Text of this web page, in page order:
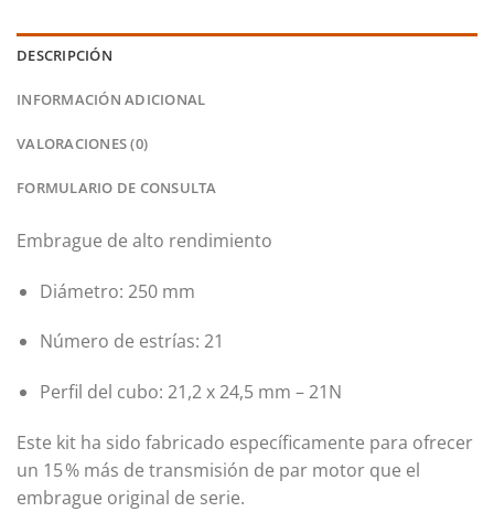
DESCRIPCIÓN
INFORMACIÓN ADICIONAL
VALORACIONES (0)
FORMULARIO DE CONSULTA
Embrague de alto rendimiento
Diámetro: 250 mm
Número de estrías: 21
Perfil del cubo: 21,2 x 24,5 mm – 21N
Este kit ha sido fabricado específicamente para ofrecer
un 15 % más de transmisión de par motor que el
embrague original de serie.